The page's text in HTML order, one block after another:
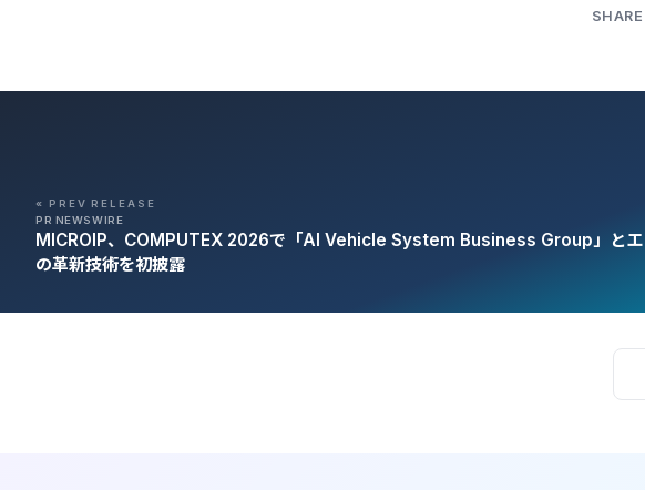
« PREV RELEASE
PR NEWSWIRE
MICROIP、COMPUTEX 2026で「AI Vehicle System Business Group」とエ
の革新技術を初披露